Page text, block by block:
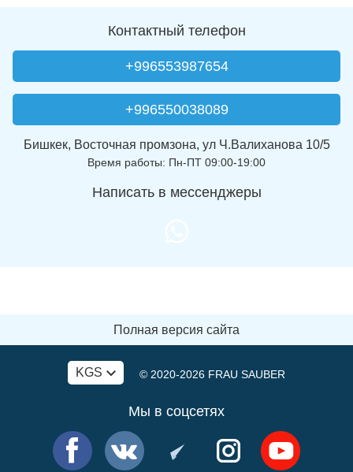
Контактный телефон
+996553987654
+996550038089
Бишкек, Восточная промзона, ул Ч.Валиханова 10/5
Время работы: Пн-ПТ 09:00-19:00
Написать в мессенджеры
Полная версия сайта
KGS © 2020-2026 FRAU SAUBER
Мы в соцсетях